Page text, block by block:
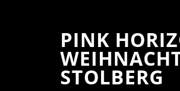
PINK
STOLBERG